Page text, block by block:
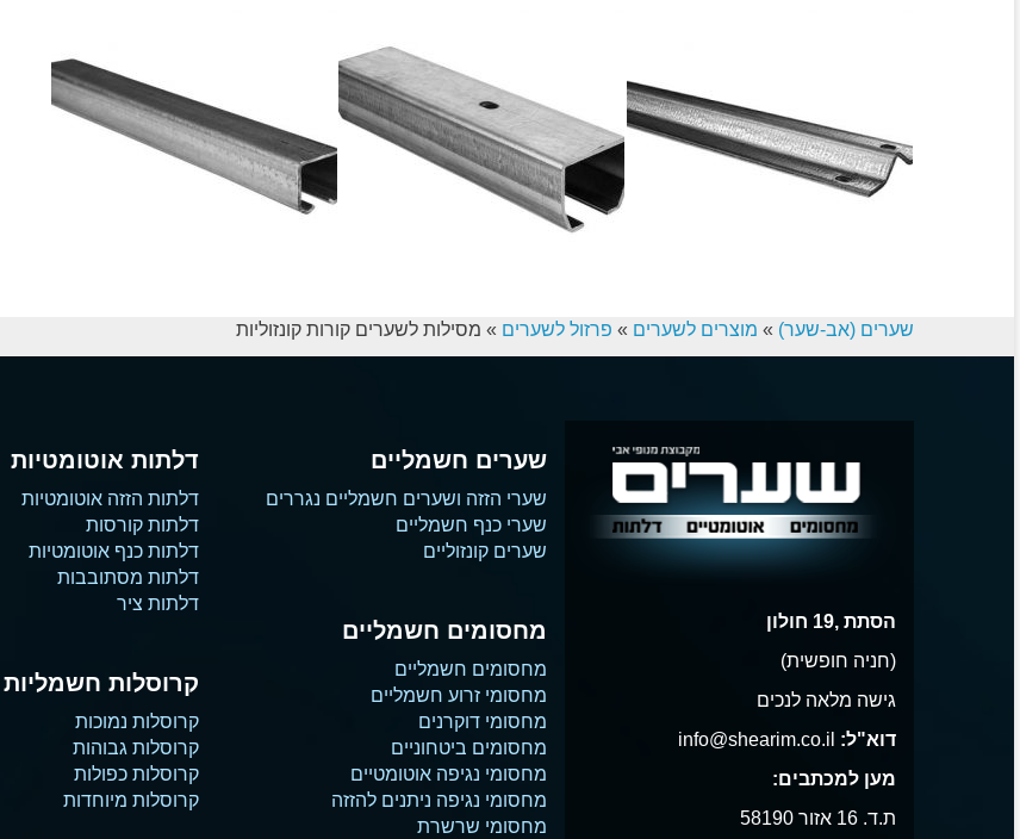
שערים (אב-שער) » מוצרים לשערים » פרזול לשערים » מסילות לשערים קורות קונזוליות
הסתת ,19 חולון
(חניה חופשית)
גישה מלאה לנכים
דוא"ל:
מען למכתבים:
ת.ד. 16 אזור 58190
שערים חשמליים
שערי הזזה ושערים חשמליים נגררים
שערי כנף חשמליים
שערים קונזוליים
מחסומים חשמליים
מחסומים חשמליים
מחסומי זרוע חשמליים
מחסומי דוקרנים
מחסומים ביטחוניים
מחסומי נגיפה אוטומטיים
מחסומי נגיפה ניתנים להזזה
מחסומי שרשרת
דלתות אוטומטיות
דלתות הזזה אוטומטיות
דלתות קורסות
דלתות כנף אוטומטיות
דלתות מסתובבות
דלתות ציר
קרוסלות חשמליות
קרוסלות נמוכות
קרוסלות גבוהות
קרוסלות כפולות
קרוסלות מיוחדות